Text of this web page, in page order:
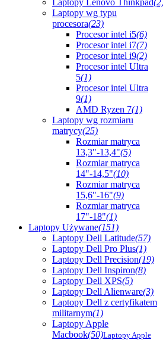
Laptopy Lenovo Thinkpad
Laptopy wg typu
procesora(23)
Procesor intel i5(6)
Procesor intel i7(7)
Procesor intel i9(2)
Procesor intel Ultra
5(1)
Procesor intel Ultra
9(1)
AMD Ryzen 7(1)
Laptopy wg rozmiaru
matrycy(25)
Rozmiar matryca
13,3"-13,4"(5)
Rozmiar matryca
14"-14,5"(10)
Rozmiar matryca
15,6"-16"(9)
Rozmiar matryca
17"-18"(1)
Laptopy Używane(151)
Laptopy Dell Latitude(57)
Laptopy Dell Pro Plus(1)
Laptopy Dell Precision(19)
Laptopy Dell Inspiron(8)
Laptopy Dell XPS(5)
Laptopy Dell Alienware(3)
Laptopy Dell z certyfikatem
militarnym(1)
Laptopy Apple
Macbook(50)Laptopy Apple